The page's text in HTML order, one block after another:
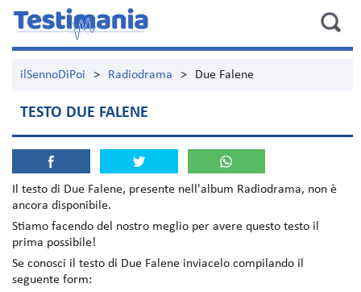
ilSennoDiPoi > Radiodrama > Due Falene
TESTO DUE FALENE
Il testo di Due Falene, presente nell'album Radiodrama, non è
ancora disponibile.
Stiamo facendo del nostro meglio per avere questo testo il
prima possibile!
Se conosci il testo di Due Falene inviacelo compilando il
seguente form: